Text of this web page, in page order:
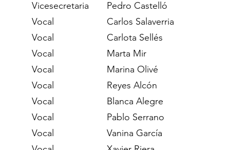
Vicesecretaria
Vocal
Vocal
Vocal
Vocal
Vocal
Vocal
Vocal
Vocal
Pedro Castelló
Carlos Salaverria
Carlota Sellés
Marta Mir
Marina Olivé
Reyes Alcón
Blanca Alegre
Pablo Serrano
Vanina García